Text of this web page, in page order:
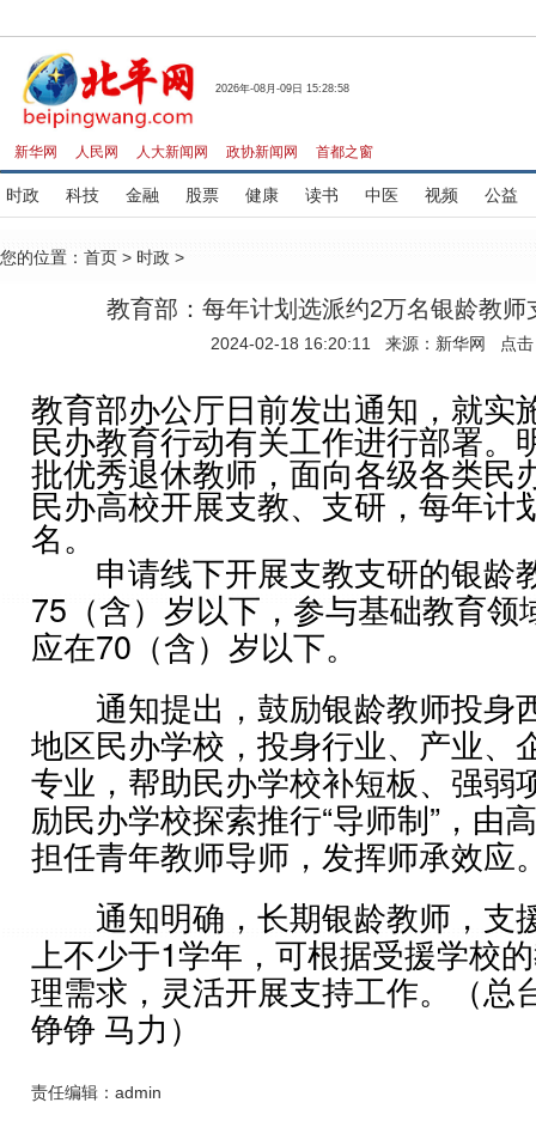
2026年-08月-09日 15:28:58
新华网 人民网 人大新闻网 政协新闻网 首都之窗
时政 科技 金融 股票 健康 读书 中医 视频 公益
您的位置： 首页 > 时政 >
教育部：每年计划选派约2万名银龄教师
2024-02-18 16:20:11 来源：新华网 点击
教育部办公厅日前发出通知，就实
民办教育行动有关工作进行部署。
批优秀退休教师，面向各级各类民
民办高校开展支教、支研，每年计
名。
申请线下开展支教支研的银龄
75（含）岁以下，参与基础教育领
应在70（含）岁以下。
通知提出，鼓励银龄教师投身
地区民办学校，投身行业、产业、
专业，帮助民办学校补短板、强弱
励民办学校探索推行“导师制”，由
担任青年教师导师，发挥师承效应
通知明确，长期银龄教师，支
上不少于1学年，可根据受援学校
理需求，灵活开展支持工作。（总
铮铮 马力）
责任编辑：admin